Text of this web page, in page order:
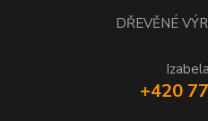
DŘEVĚNÉ
+420